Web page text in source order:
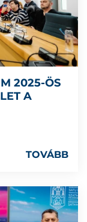
2025-ÖS
A
TOVÁBB